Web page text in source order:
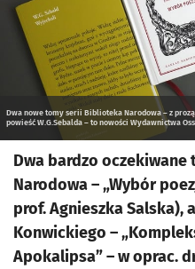
Dwa nowe tomy serii Biblioteka Narodowa – z
powieść W.G.Sebalda – to nowości Wydawnictwa
Dwa bardzo
Narodowa – „Wybór
prof. Agnieszka Salska),
Konwickiego –
Apokalipsa” – w oprac.